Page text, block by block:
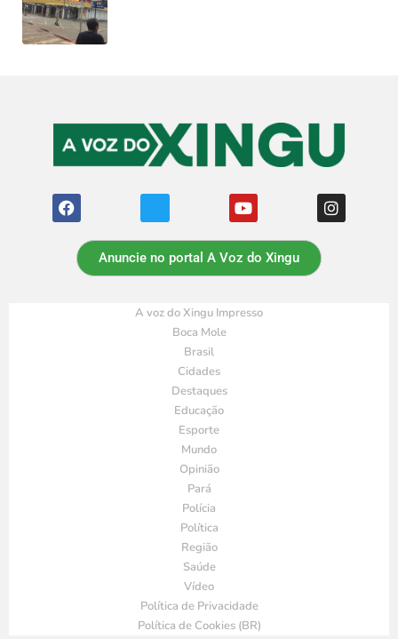
Anuncie no portal A Voz do Xingu
A voz do Xingu Impresso
Boca Mole
Brasil
Cidades
Destaques
Educação
Esporte
Mundo
Opinião
Pará
Polícia
Política
Região
Saúde
Vídeo
Política de Privacidade
Política de Cookies (BR)